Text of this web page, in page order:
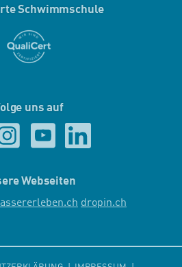
Schwimmschule
uns auf
Webseiten
dropin.ch